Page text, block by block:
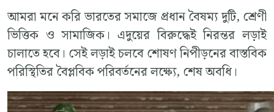
আমরা মনে করি ভারতের সমাজে প্রধান বৈষম্য দুটি, শ্রেণী
ভিত্তিক ও সামাজিক। এদুয়ের বিরুদ্ধেই নিরন্তর লড়াই
চালাতে হবে। সেই লড়াই চলবে শোষণ নিপীড়নের বাস্তবিক
পরিস্থিতির বৈপ্লবিক পরিবর্তনের লক্ষ্যে, শেষ অবধি।